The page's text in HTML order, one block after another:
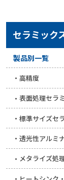
セラミック
製品別一覧
高精度
表面処理セラ
標準サイズセ
透光性アルミ
メタライズ処